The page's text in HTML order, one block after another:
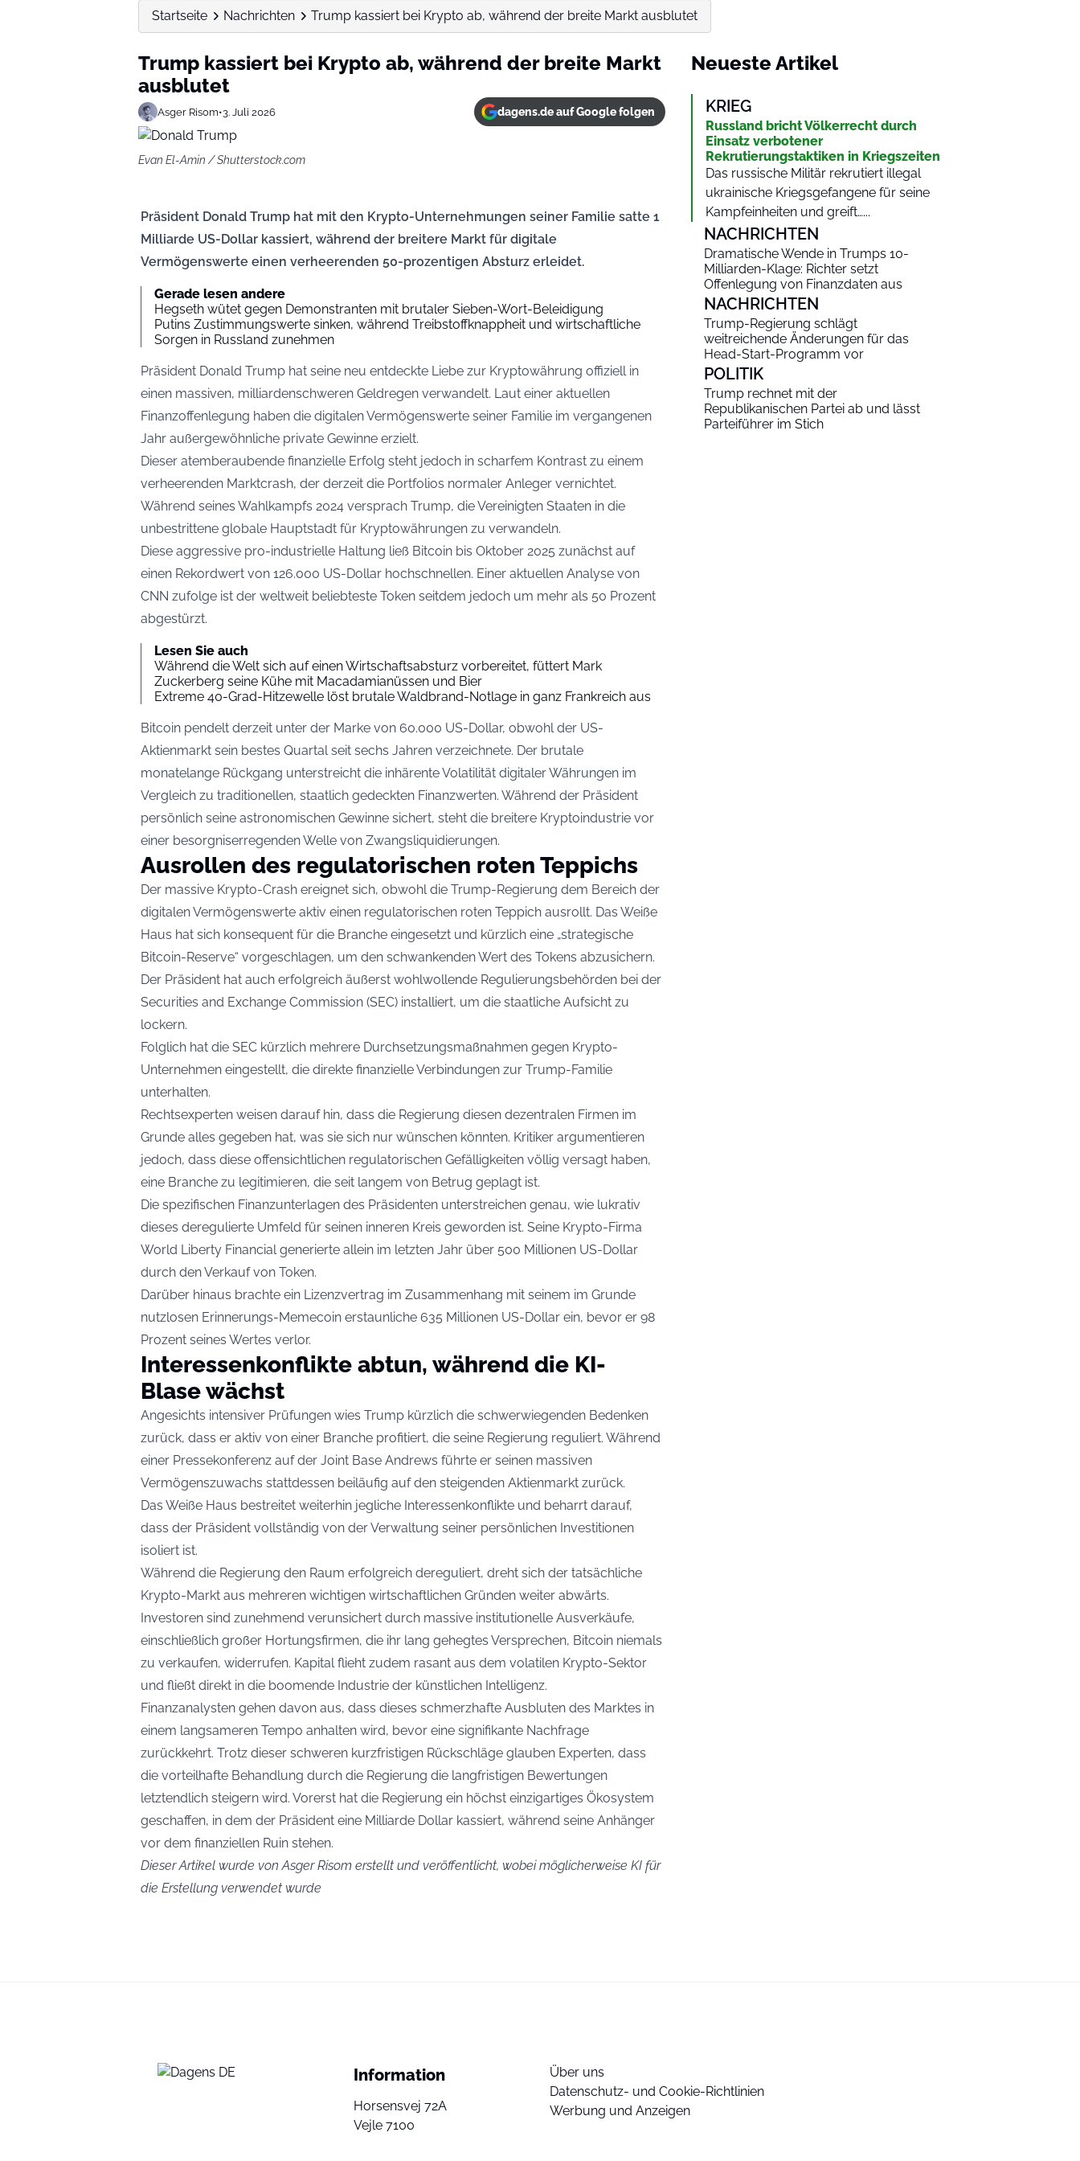
Startseite Nachrichten Trump kassiert bei Krypto ab, während der breite Markt ausblutet
Trump kassiert bei Krypto ab, während der breite Markt
ausblutet
Asger Risom•3. Juli 2026 dagens.de auf Google folgen
Evan El-Amin / Shutterstock.com
Präsident Donald Trump hat mit den Krypto-Unternehmungen seiner Familie satte 1
Milliarde US-Dollar kassiert, während der breitere Markt für digitale
Vermögenswerte einen verheerenden 50-prozentigen Absturz erleidet.
Gerade lesen andere
Hegseth wütet gegen Demonstranten mit brutaler Sieben-Wort-Beleidigung
Putins Zustimmungswerte sinken, während Treibstoffknappheit und wirtschaftliche
Sorgen in Russland zunehmen
Präsident Donald Trump hat seine neu entdeckte Liebe zur Kryptowährung offiziell in
einen massiven, milliardenschweren Geldregen verwandelt. Laut einer aktuellen
Finanzoffenlegung haben die digitalen Vermögenswerte seiner Familie im vergangenen
Jahr außergewöhnliche private Gewinne erzielt.
Dieser atemberaubende finanzielle Erfolg steht jedoch in scharfem Kontrast zu einem
verheerenden Marktcrash, der derzeit die Portfolios normaler Anleger vernichtet.
Während seines Wahlkampfs 2024 versprach Trump, die Vereinigten Staaten in die
unbestrittene globale Hauptstadt für Kryptowährungen zu verwandeln.
Diese aggressive pro-industrielle Haltung ließ Bitcoin bis Oktober 2025 zunächst auf
einen Rekordwert von 126.000 US-Dollar hochschnellen. Einer aktuellen Analyse von
CNN zufolge ist der weltweit beliebteste Token seitdem jedoch um mehr als 50 Prozent
abgestürzt.
Lesen Sie auch
Während die Welt sich auf einen Wirtschaftsabsturz vorbereitet, füttert Mark
Zuckerberg seine Kühe mit Macadamianüssen und Bier
Extreme 40-Grad-Hitzewelle löst brutale Waldbrand-Notlage in ganz Frankreich aus
Bitcoin pendelt derzeit unter der Marke von 60.000 US-Dollar, obwohl der US-
Aktienmarkt sein bestes Quartal seit sechs Jahren verzeichnete. Der brutale
monatelange Rückgang unterstreicht die inhärente Volatilität digitaler Währungen im
Vergleich zu traditionellen, staatlich gedeckten Finanzwerten. Während der Präsident
persönlich seine astronomischen Gewinne sichert, steht die breitere Kryptoindustrie vor
einer besorgniserregenden Welle von Zwangsliquidierungen.
Ausrollen des regulatorischen roten Teppichs
Der massive Krypto-Crash ereignet sich, obwohl die Trump-Regierung dem Bereich der
digitalen Vermögenswerte aktiv einen regulatorischen roten Teppich ausrollt. Das Weiße
Haus hat sich konsequent für die Branche eingesetzt und kürzlich eine „strategische
Bitcoin-Reserve“ vorgeschlagen, um den schwankenden Wert des Tokens abzusichern.
Der Präsident hat auch erfolgreich äußerst wohlwollende Regulierungsbehörden bei der
Securities and Exchange Commission (SEC) installiert, um die staatliche Aufsicht zu
lockern.
Folglich hat die SEC kürzlich mehrere Durchsetzungsmaßnahmen gegen Krypto-
Unternehmen eingestellt, die direkte finanzielle Verbindungen zur Trump-Familie
unterhalten.
Rechtsexperten weisen darauf hin, dass die Regierung diesen dezentralen Firmen im
Grunde alles gegeben hat, was sie sich nur wünschen könnten. Kritiker argumentieren
jedoch, dass diese offensichtlichen regulatorischen Gefälligkeiten völlig versagt haben,
eine Branche zu legitimieren, die seit langem von Betrug geplagt ist.
Die spezifischen Finanzunterlagen des Präsidenten unterstreichen genau, wie lukrativ
dieses deregulierte Umfeld für seinen inneren Kreis geworden ist. Seine Krypto-Firma
World Liberty Financial generierte allein im letzten Jahr über 500 Millionen US-Dollar
durch den Verkauf von Token.
Darüber hinaus brachte ein Lizenzvertrag im Zusammenhang mit seinem im Grunde
nutzlosen Erinnerungs-Memecoin erstaunliche 635 Millionen US-Dollar ein, bevor er 98
Prozent seines Wertes verlor.
Interessenkonflikte abtun, während die KI-
Blase wächst
Angesichts intensiver Prüfungen wies Trump kürzlich die schwerwiegenden Bedenken
zurück, dass er aktiv von einer Branche profitiert, die seine Regierung reguliert. Während
einer Pressekonferenz auf der Joint Base Andrews führte er seinen massiven
Vermögenszuwachs stattdessen beiläufig auf den steigenden Aktienmarkt zurück.
Das Weiße Haus bestreitet weiterhin jegliche Interessenkonflikte und beharrt darauf,
dass der Präsident vollständig von der Verwaltung seiner persönlichen Investitionen
isoliert ist.
Während die Regierung den Raum erfolgreich dereguliert, dreht sich der tatsächliche
Krypto-Markt aus mehreren wichtigen wirtschaftlichen Gründen weiter abwärts.
Investoren sind zunehmend verunsichert durch massive institutionelle Ausverkäufe,
einschließlich großer Hortungsfirmen, die ihr lang gehegtes Versprechen, Bitcoin niemals
zu verkaufen, widerrufen. Kapital flieht zudem rasant aus dem volatilen Krypto-Sektor
und fließt direkt in die boomende Industrie der künstlichen Intelligenz.
Finanzanalysten gehen davon aus, dass dieses schmerzhafte Ausbluten des Marktes in
einem langsameren Tempo anhalten wird, bevor eine signifikante Nachfrage
zurückkehrt. Trotz dieser schweren kurzfristigen Rückschläge glauben Experten, dass
die vorteilhafte Behandlung durch die Regierung die langfristigen Bewertungen
letztendlich steigern wird. Vorerst hat die Regierung ein höchst einzigartiges Ökosystem
geschaffen, in dem der Präsident eine Milliarde Dollar kassiert, während seine Anhänger
vor dem finanziellen Ruin stehen.
Dieser Artikel wurde von Asger Risom erstellt und veröffentlicht, wobei möglicherweise KI für
die Erstellung verwendet wurde
Neueste Artikel
KRIEG
Russland bricht Völkerrecht durch
Einsatz verbotener
Rekrutierungstaktiken in Kriegszeiten
Das russische Militär rekrutiert illegal
ukrainische Kriegsgefangene für seine
Kampfeinheiten und greift…...
NACHRICHTEN
Dramatische Wende in Trumps 10-
Milliarden-Klage: Richter setzt
Offenlegung von Finanzdaten aus
NACHRICHTEN
Trump-Regierung schlägt
weitreichende Änderungen für das
Head-Start-Programm vor
POLITIK
Trump rechnet mit der
Republikanischen Partei ab und lässt
Parteiführer im Stich
Information
Horsensvej 72A
Vejle 7100
Über uns
Datenschutz- und Cookie-Richtlinien
Werbung und Anzeigen